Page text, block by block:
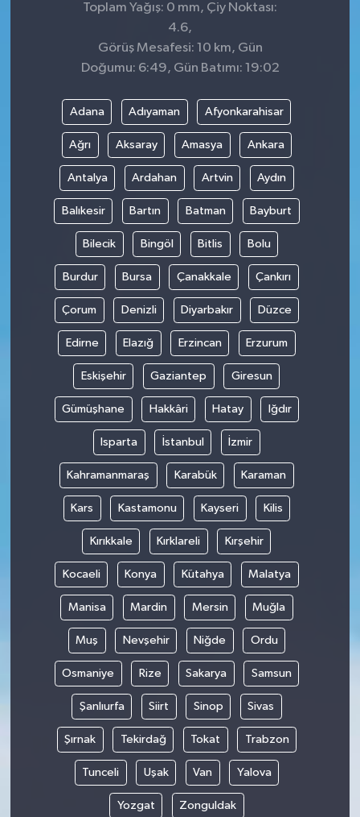
Toplam Yağış: 0 mm, Çiy Noktası:
4.6,
Görüş Mesafesi: 10 km, Gün
Doğumu: 6:49, Gün Batımı: 19:02
Adana Adıyaman Afyonkarahisar
Ağrı Aksaray Amasya Ankara
Antalya Ardahan Artvin Aydın
Balıkesir Bartın Batman Bayburt
Bilecik Bingöl Bitlis Bolu
Burdur Bursa Çanakkale Çankırı
Çorum Denizli Diyarbakır Düzce
Edirne Elazığ Erzincan Erzurum
Eskişehir Gaziantep Giresun
Gümüşhane Hakkâri Hatay Iğdır
Isparta İstanbul İzmir
Kahramanmaraş Karabük Karaman
Kars Kastamonu Kayseri Kilis
Kırıkkale Kırklareli Kırşehir
Kocaeli Konya Kütahya Malatya
Manisa Mardin Mersin Muğla
Muş Nevşehir Niğde Ordu
Osmaniye Rize Sakarya Samsun
Şanlıurfa Siirt Sinop Sivas
Şırnak Tekirdağ Tokat Trabzon
Tunceli Uşak Van Yalova
Yozgat Zonguldak